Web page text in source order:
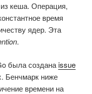
кеша. Операция,
время
ядер. Эта
.
была созданаissue
Бенчмарк ниже
времени на